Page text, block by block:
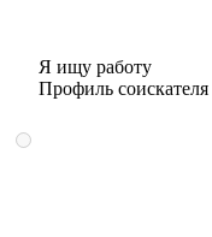
Я ищу работу
Профиль соискателя